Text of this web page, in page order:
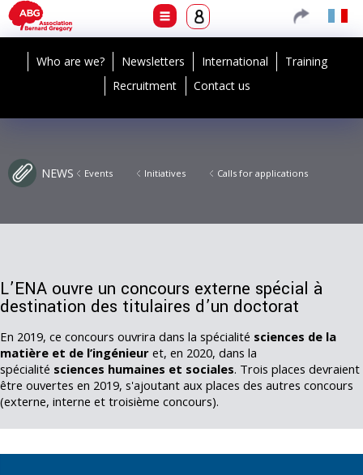
Who are we? Newsletters International
Training
Recruitment
Contact us
NEWS Events Initiatives Calls for applications
L’ENA ouvre un concours externe spécial à
destination des titulaires d’un doctorat
En 2019, ce concours ouvrira dans la spécialité sciences de la
matière et de l’ingénieur et, en 2020, dans la
spécialité sciences humaines et sociales. Trois places devraient
être ouvertes en 2019, s'ajoutant aux places des autres concours
(externe, interne et troisième concours).